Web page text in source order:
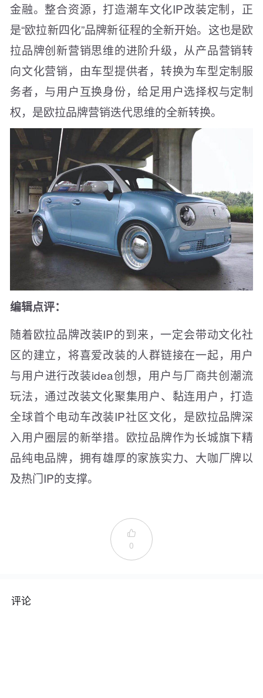
金融。整合资源，打造潮车文化IP改装定制，正
是“欧拉新四化”品牌新征程的全新开始。这也是欧
拉品牌创新营销思维的进阶升级，从产品营销转
向文化营销，由车型提供者，转换为车型定制服
务者，与用户互换身份，给足用户选择权与定制
权，是欧拉品牌营销迭代思维的全新转换。
编辑点评：
随着欧拉品牌改装IP的到来，一定会带动文化社
区的建立，将喜爱改装的人群链接在一起，用户
与用户进行改装idea创想，用户与厂商共创潮流
玩法，通过改装文化聚集用户、黏连用户，打造
全球首个电动车改装IP社区文化，是欧拉品牌深
入用户圈层的新举措。欧拉品牌作为长城旗下精
品纯电品牌，拥有雄厚的家族实力、大咖厂牌以
及热门IP的支撑。

0
评论